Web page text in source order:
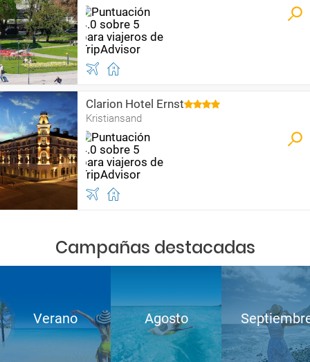
Clarion Hotel Ernst
Kristiansand
Campañas destacadas
Verano Agosto